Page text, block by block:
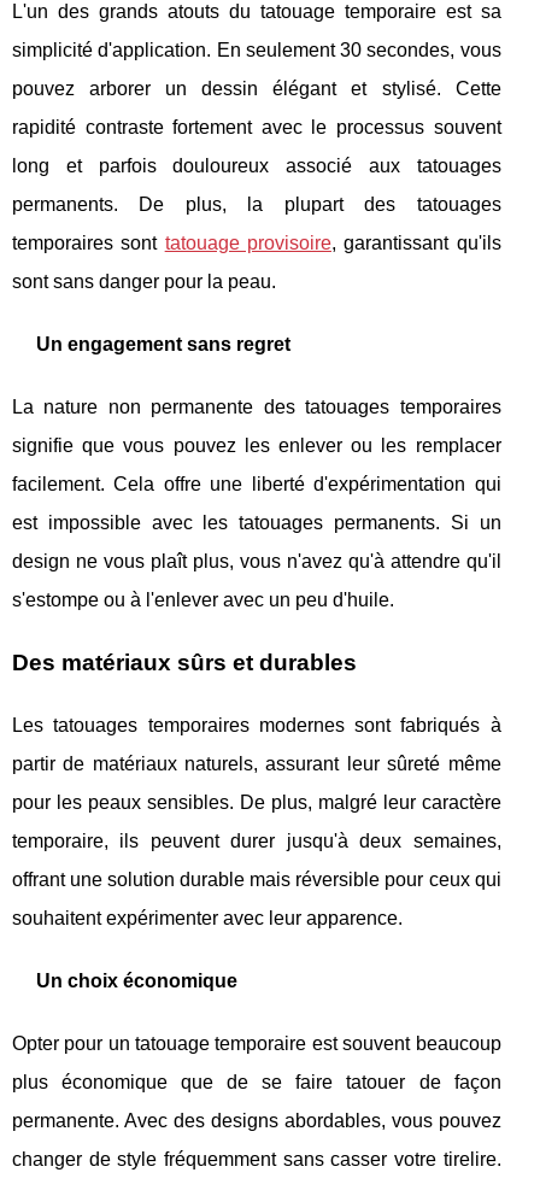
L'un des grands atouts du tatouage temporaire est sa
simplicité d'application. En seulement 30 secondes, vous
pouvez arborer un dessin élégant et stylisé. Cette
rapidité contraste fortement avec le processus souvent
long et parfois douloureux associé aux tatouages
permanents. De plus, la plupart des tatouages
temporaires sont tatouage provisoire, garantissant qu'ils
sont sans danger pour la peau.
Un engagement sans regret
La nature non permanente des tatouages temporaires
signifie que vous pouvez les enlever ou les remplacer
facilement. Cela offre une liberté d'expérimentation qui
est impossible avec les tatouages permanents. Si un
design ne vous plaît plus, vous n'avez qu'à attendre qu'il
s'estompe ou à l'enlever avec un peu d'huile.
Des matériaux sûrs et durables
Les tatouages temporaires modernes sont fabriqués à
partir de matériaux naturels, assurant leur sûreté même
pour les peaux sensibles. De plus, malgré leur caractère
temporaire, ils peuvent durer jusqu'à deux semaines,
offrant une solution durable mais réversible pour ceux qui
souhaitent expérimenter avec leur apparence.
Un choix économique
Opter pour un tatouage temporaire est souvent beaucoup
plus économique que de se faire tatouer de façon
permanente. Avec des designs abordables, vous pouvez
changer de style fréquemment sans casser votre tirelire.